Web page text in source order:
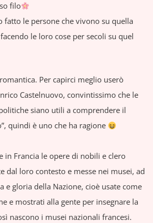
filo
fatto le persone che vivono su quella
le loro cose per secoli su quel
Per capirci meglio userò
Castelnuovo, convintissimo che le
siano utili a comprendere il
quindi è uno che ha ragione
in Francia le opere di nobili e clero
dal loro contesto e messe nei musei, ad
e gloria della Nazione, cioè usate come
e mostrati alla gente per insegnare la
nascono i musei nazionali francesi.